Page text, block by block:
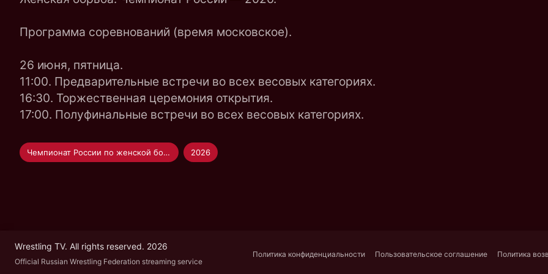
Программа соревнований (время московское).
26 июня, пятница.
11:00. Предварительные встречи во всех весовых категориях.
16:30. Торжественная церемония открытия.
17:00. Полуфинальные встречи во всех весовых категориях.
Чемпионат России по женской борьбе 2026
Wrestling TV. All rights reserved. 2026
Official Russian Wrestling Federation streaming service
Политика конфиденциальности Пользовательское соглашение Политика